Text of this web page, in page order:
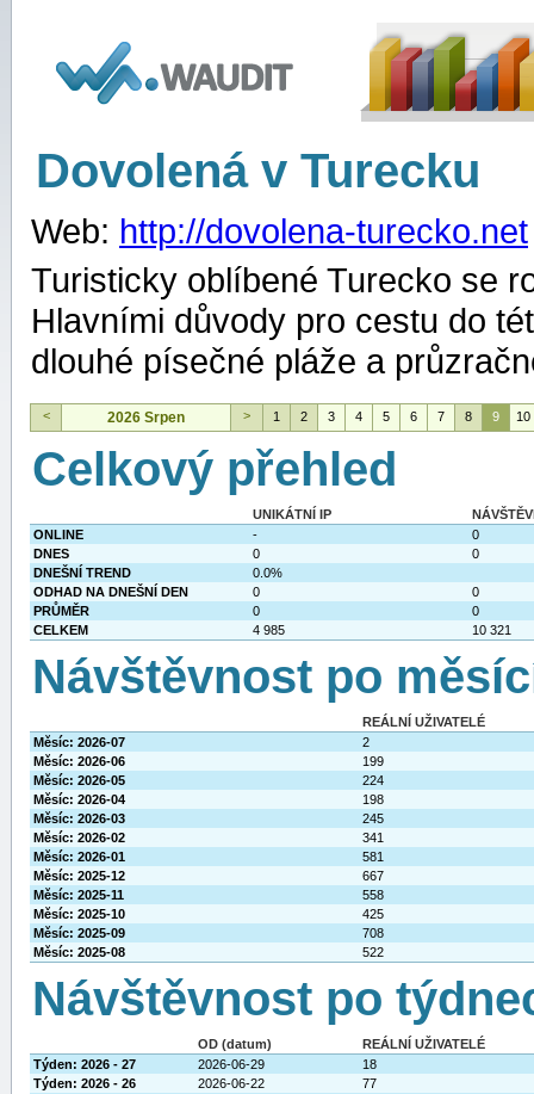
Dovolená v Turecku
Web: http://dovolena-turecko.net
Turisticky oblíbené Turecko se
Hlavními důvody pro cestu do
dlouhé písečné pláže a
< 2026 Srpen > 1 2 3 4 5 6 7 8 9 10
Celkový přehled
UNIKÁTNÍ IP
ONLINE
-
0
DNES
0
0
DNEŠNÍ TREND
0.0%
ODHAD NA DNEŠNÍ DEN
0
0
PRŮMĚR
0
0
CELKEM
4 985 10 321
Návštěvnost po
REÁLNÍ UŽIVATELÉ
Měsíc: 2026-07
2
Měsíc: 2026-06
199
Měsíc: 2026-05
224
Měsíc: 2026-04
198
Měsíc: 2026-03
245
Měsíc: 2026-02
341
Měsíc: 2026-01
581
Měsíc: 2025-12
667
Měsíc: 2025-11
558
Měsíc: 2025-10
425
Měsíc: 2025-09
708
Měsíc: 2025-08
522
Návštěvnost po
OD (datum)
REÁLNÍ UŽIVATELÉ
Týden: 2026 - 27
2026-06-29
18
Týden: 2026 - 26
2026-06-22
77